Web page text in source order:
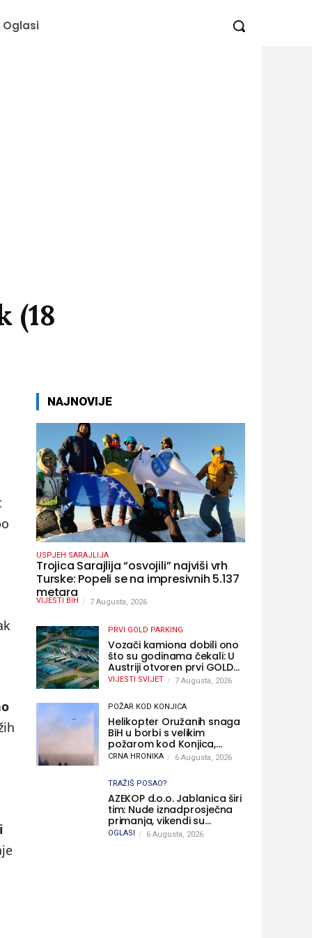
Oglasi
(18
NAJNOVIJE
USPJEH SARAJLIJA
Trojica Sarajlija “osvojili” najviši vrh
Turske: Popeli se na impresivnih 5.137
metara
VIJESTI BIH 7 Augusta, 2026
PRVI GOLD PARKING
Vozači kamiona dobili ono
što su godinama čekali: U
Austriji otvoren prvi GOLD
sigurni parking
VIJESTI SVIJET 7 Augusta, 2026
POŽAR KOD KONJICA
Helikopter Oružanih snaga
BiH u borbi s velikim
požarom kod Konjica,
sudjelovao i Air Tractor
CRNA HRONIKA 6 Augusta, 2026
TRAŽIŠ POSAO?
AZEKOP d.o.o. Jablanica širi
tim: Nude iznadprosječna
primanja, vikendi su
slobodni, traži se više
OGLASI 6 Augusta, 2026